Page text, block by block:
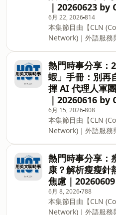
訂閱 HOT 電子報，
了解世界趨勢： https://reurl.cc/kp1ear
👇 一邊看逐字稿一邊
YouTube 和 Spotify
http://
這集聊到大人為什麼
只是收藏，還有紓壓
為什麼願意花錢買療癒呢？ 我
過「療癒經濟」主題
收聽👉 EP13
｜20260623 by
6月 22, 2026814
本集節目由【CLN
Network)｜外語服務
熱門時事、生活趨勢
懂深度話題，穩定提
免費取得本集逐字稿
https://reurl.cc/9Wk8zn 👇 填表
HOT 電子報，每月
界趨勢： https://reurl.cc/kp1ear 👇 一邊
看逐字稿一邊聽不是
YouTube 和 Spotify
http://
製作團隊：Reina
Lily Wong、Alice
Derek Tu CLN
熱門時事分享：
蝦」手冊：別再
揮 AI 代理人軍
｜20260616 by
6月 15, 2026808
本集節目由【CLN
Network)｜外語服務
熱門時事、生活趨勢
懂深度話題，穩定提
免費取得本集逐字稿
https://reurl.cc/K2gq8j 👇 填表
HOT 電子報，每月用
界趨勢： https://reurl.cc/kp1ear 👇 一邊
熱門時事分享：
康？解析瘦瘦針
焦慮｜
6月 8, 2026788
本集節目由【CLN
Network)｜外語服務